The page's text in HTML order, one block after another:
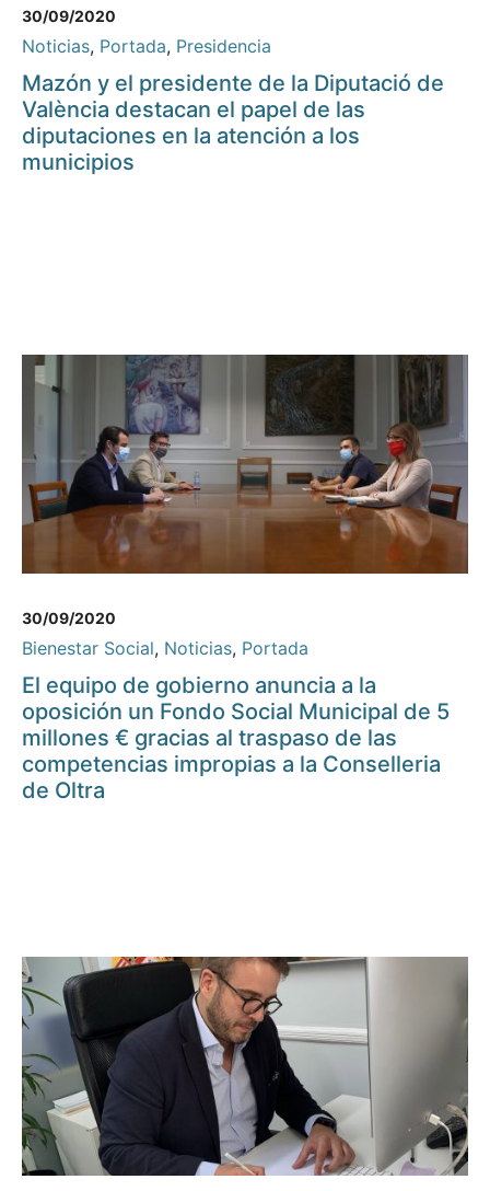
30/09/2020
Noticias, Portada, Presidencia
Mazón y el presidente de la Diputació de
València destacan el papel de las
diputaciones en la atención a los
municipios
30/09/2020
Bienestar Social, Noticias, Portada
El equipo de gobierno anuncia a la
oposición un Fondo Social Municipal de 5
millones € gracias al traspaso de las
competencias impropias a la Conselleria
de Oltra